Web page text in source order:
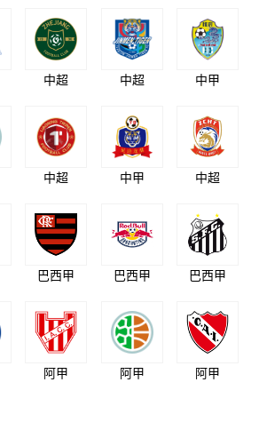
中超 中超 中甲
中超 中甲 中超
巴西甲 巴西甲 巴西甲
阿甲 阿甲 阿甲